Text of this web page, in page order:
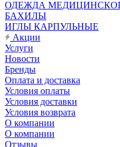
ОДЕЖДА
БАХИЛЫ
ИГЛЫ КАРПУЛЬНЫЕ
Акции
Услуги
Новости
Бренды
Оплата и доставка
Условия оплаты
Условия доставки
Условия возврата
О компании
О компании
Отзывы